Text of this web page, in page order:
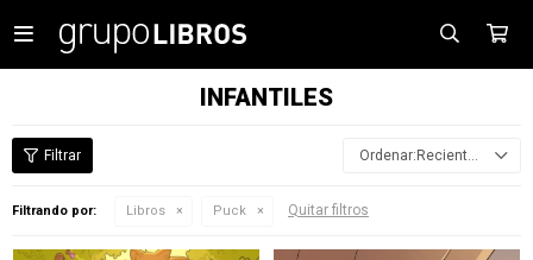

INFANTILES
Recientes
Filtrando por: Libros Puck Quitar filtros